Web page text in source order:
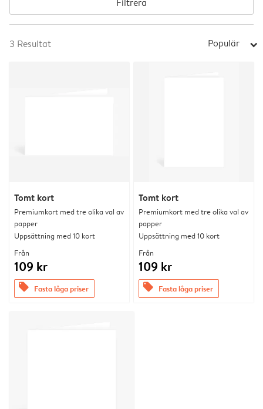
Filtrera
3 Resultat Populär arrow_right
Tomt kort
Premiumkort med tre olika val av
papper
Uppsättning med 10 kort
Från
109 kr
offers Fasta låga priser
Tomt kort
Premiumkort med tre olika val av
papper
Uppsättning med 10 kort
Från
109 kr
offers Fasta låga priser